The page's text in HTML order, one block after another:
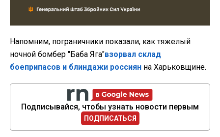
Напомним, пограничники показали, как тяжелый
ночной бомбер "Баба Яга"взорвал склад
боеприпасов и блиндажи россиян на Харьковщине.
Подписывайся, чтобы узнать новости первым
ПОДПИСАТЬСЯ